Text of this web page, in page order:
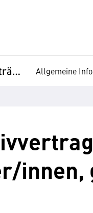
Kollektivverträge Allgemeine
innen,